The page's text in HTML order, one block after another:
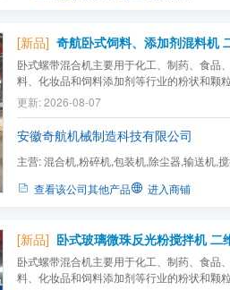
[新品]
卧式螺带混合机主要用于化工、制药、食品
料、化妆品和饲料添加剂等行业的粉状和颗
更新: 2026-08-07
安徽奇航机械制造科技有限公司
主营:混合机,粉碎机,包装机,除尘器,输送机,
查看该公司其他产品
进入商铺
[新品]
卧式螺带混合机主要用于化工、制药、食品
料、化妆品和饲料添加剂等行业的粉状和颗